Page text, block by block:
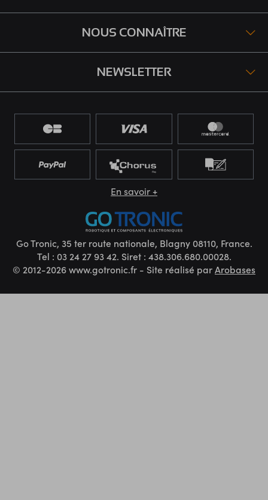
NOUS CONNAÎTRE
NEWSLETTER
En savoir +
Go Tronic, 35 ter route nationale, Blagny 08110, France.
Tel : 03 24 27 93 42. Siret : 438.306.680.00028.
© 2012-2026 www.gotronic.fr - Site réalisé parArobases